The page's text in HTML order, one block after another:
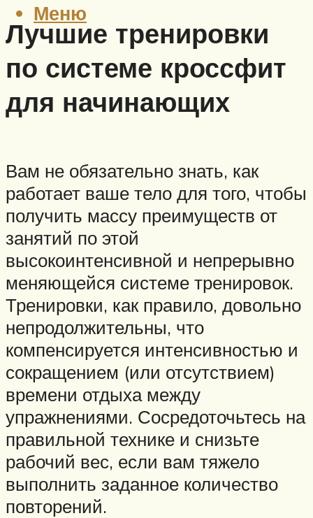
Меню
Лучшие тренировки
по системе кроссфит
для начинающих
Вам не обязательно знать, как
работает ваше тело для того, чтобы
получить массу преимуществ от
занятий по этой
высокоинтенсивной и непрерывно
меняющейся системе тренировок.
Тренировки, как правило, довольно
непродолжительны, что
компенсируется интенсивностью и
сокращением (или отсутствием)
времени отдыха между
упражнениями. Сосредоточьтесь на
правильной технике и снизьте
рабочий вес, если вам тяжело
выполнить заданное количество
повторений.